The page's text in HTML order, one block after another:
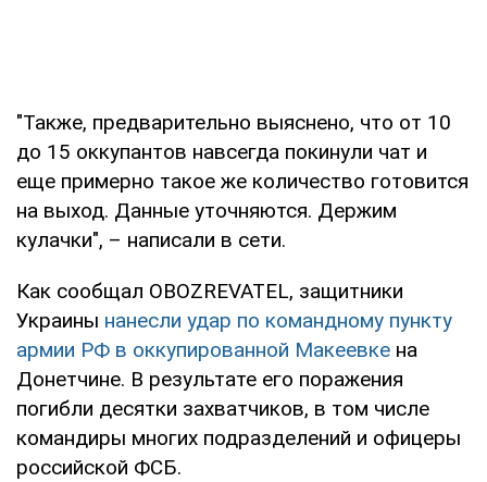
"Также, предварительно выяснено, что от 10
до 15 оккупантов навсегда покинули чат и
еще примерно такое же количество готовится
на выход. Данные уточняются. Держим
кулачки", – написали в сети.
Как сообщал OBOZREVATEL, защитники
Украины нанесли удар по командному пункту
армии РФ в оккупированной Макеевке на
Донетчине. В результате его поражения
погибли десятки захватчиков, в том числе
командиры многих подразделений и офицеры
российской ФСБ.